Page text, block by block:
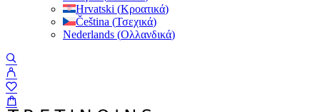
Hrvatski (Κροατικά)
Čeština (Τσεχικά)
Nederlands (Ολλανδικά)